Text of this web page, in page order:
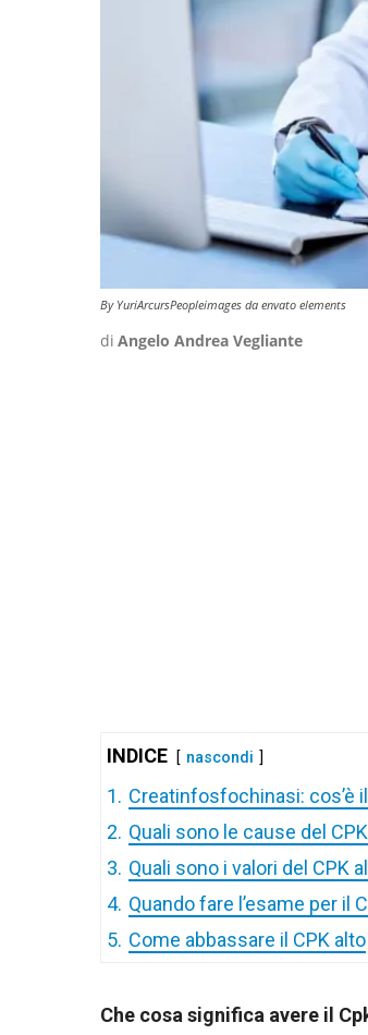
By YuriArcursPeopleimages da envato elements
di Angelo Andrea Vegliante
INDICE nascondi
1. Creatinfosfochinasi: cos’è
2. Quali sono le cause del
3. Quali sono i valori del CPK
4. Quando fare l’esame per il
5. Come abbassare il CPK alto
Che cosa significa avere il